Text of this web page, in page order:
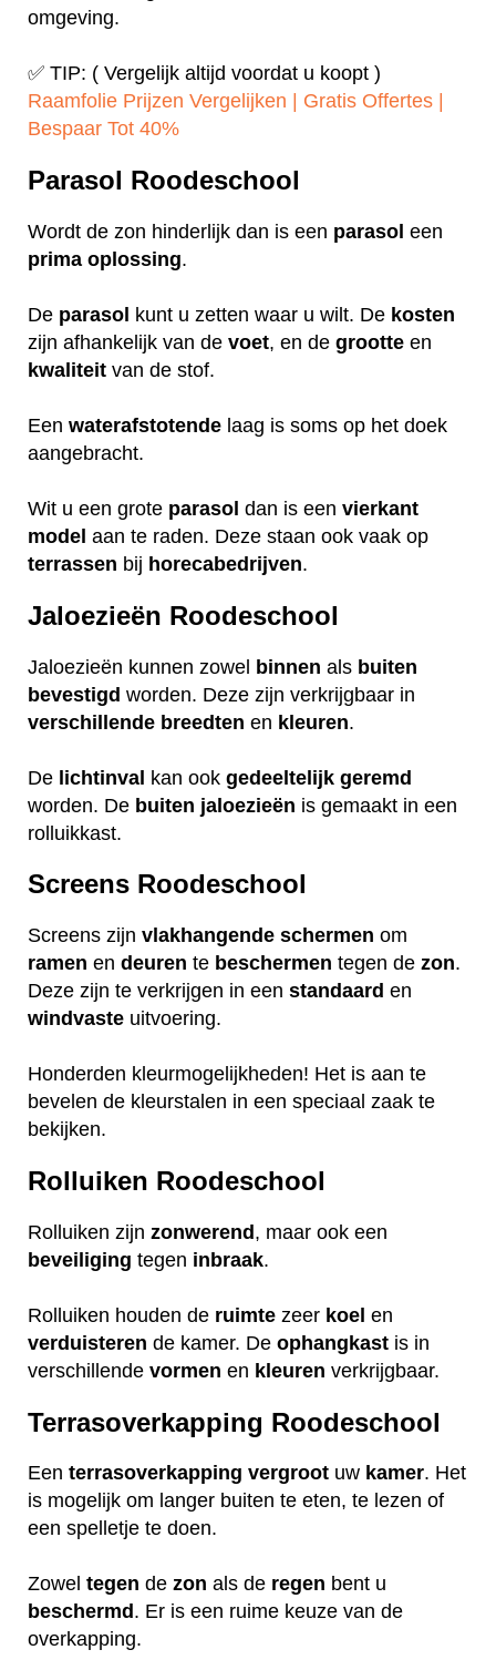
omgeving.
✅ TIP: ( Vergelijk altijd voordat u koopt )
Raamfolie Prijzen Vergelijken | Gratis Offertes |
Bespaar Tot 40%‎
Parasol Roodeschool
Wordt de zon hinderlijk dan is een parasol een
prima oplossing.
De parasol kunt u zetten waar u wilt. De kosten
zijn afhankelijk van de voet, en de grootte en
kwaliteit van de stof.
Een waterafstotende laag is soms op het doek
aangebracht.
Wit u een grote parasol dan is een vierkant
model aan te raden. Deze staan ook vaak op
terrassen bij horecabedrijven.
Jaloezieën Roodeschool
Jaloezieën kunnen zowel binnen als buiten
bevestigd worden. Deze zijn verkrijgbaar in
verschillende breedten en kleuren.
De lichtinval kan ook gedeeltelijk geremd
worden. De buiten jaloezieën is gemaakt in een
rolluikkast.
Screens Roodeschool
Screens zijn vlakhangende schermen om
ramen en deuren te beschermen tegen de zon.
Deze zijn te verkrijgen in een standaard en
windvaste uitvoering.
Honderden kleurmogelijkheden! Het is aan te
bevelen de kleurstalen in een speciaal zaak te
bekijken.
Rolluiken Roodeschool
Rolluiken zijn zonwerend, maar ook een
beveiliging tegen inbraak.
Rolluiken houden de ruimte zeer koel en
verduisteren de kamer. De ophangkast is in
verschillende vormen en kleuren verkrijgbaar.
Terrasoverkapping Roodeschool
Een terrasoverkapping vergroot uw kamer. Het
is mogelijk om langer buiten te eten, te lezen of
een spelletje te doen.
Zowel tegen de zon als de regen bent u
beschermd . Er is een ruime keuze van de
overkapping.